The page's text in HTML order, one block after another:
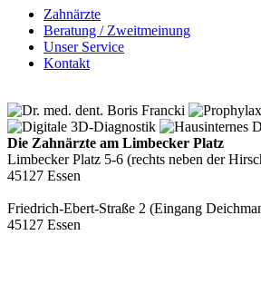
Zahnärzte
Beratung / Zweitmeinung
Unser Service
Kontakt
Die Zahnärzte am Limbecker Platz
Limbecker Platz 5-6 (rechts neben der
45127 Essen
Friedrich-Ebert-Straße 2 (Eingang
45127 Essen